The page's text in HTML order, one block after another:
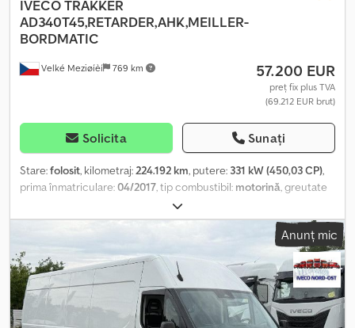
Velké Meziøíèí 769 km
IVECOTRAKKER
AD340T45,RETARDER,AHK,MEILLER-
BORDMATIC
57.200 EUR
preț fix plus TVA
(69.212 EUR brut)
Solicita Sunați
Stare:folosit, kilometraj:224.192 km, putere: 331 kW (450,03 CP),
prima înmatriculare:04/2017, tip combustibil: motorină, greutate
, configurație ax:3 axe
alb, tip de angrenaj:automat, clasă de emisii:Euro 6, lungimea
spațiului de încărcare:
, lățimea spațiului de încărcare:
2.396 mm
, înălțime spațiu de încărcare:
ABS, aer
condiționat, program electronic de stabilitate (ESP) , Iveco
Trakker AD340T45 Prima înmatriculare: 04/2017 Kilometraj: 224.192
km 8x4 450 CP Euro 6 Transmisie automată Intarder Rezervor de
300 l ABS Aer condiționat Pilot automat Blocare diferențial Sistem
Anunț mic